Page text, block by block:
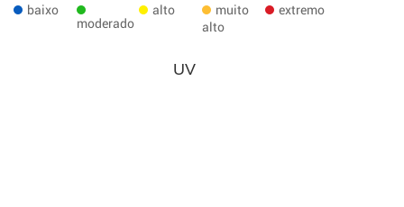
baixo
moderado
alto
muito
alto
extremo
UV